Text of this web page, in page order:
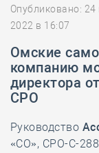
Опубликовано: 24
2022 в 16:07
Омские
компанию
директора
СРО
Руководство
«СО», СРО-С-